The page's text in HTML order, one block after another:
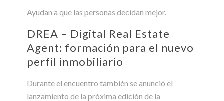
Ayudan a que las personas decidan mejor.
DREA – Digital Real Estate
Agent: formación para el nuevo
perfil inmobiliario
Durante el encuentro también se anunció el
lanzamiento de la próxima edición de la